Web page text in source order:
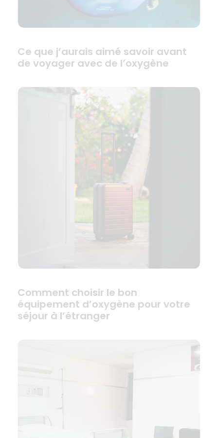
Ce que j’aurais aimé savoir avant
de voyager avec de l’oxygène
Comment choisir le bon
équipement d’oxygène pour votre
séjour à l’étranger